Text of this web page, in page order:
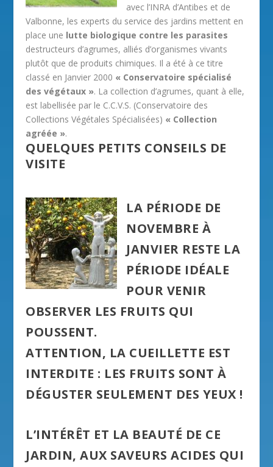
avec l’INRA d’Antibes et de
Valbonne, les experts du service des jardins mettent en
place une lutte biologique contre les parasites
destructeurs d’agrumes, alliés d’organismes vivants
plutôt que de produits chimiques. Il a été à ce titre
classé en Janvier 2000 « Conservatoire spécialisé
des végétaux ». La collection d’agrumes, quant à elle,
est labellisée par le C.C.V.S. (Conservatoire des
Collections Végétales Spécialisées) « Collection
agréée ».
QUELQUES PETITS CONSEILS DE
VISITE
LA PÉRIODE DE
NOVEMBRE À
JANVIER RESTE LA
PÉRIODE IDÉALE
POUR VENIR
OBSERVER LES FRUITS QUI
POUSSENT.
ATTENTION, LA CUEILLETTE EST
INTERDITE : LES FRUITS SONT À
DÉGUSTER SEULEMENT DES YEUX !
L’INTÉRÊT ET LA BEAUTÉ DE CE
JARDIN, AUX SAVEURS ACIDES QUI